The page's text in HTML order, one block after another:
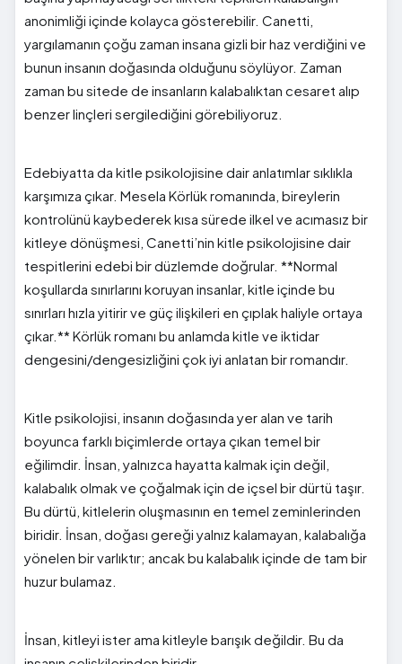
anonimliği içinde kolayca gösterebilir. Canetti,
yargılamanın çoğu zaman insana gizli bir haz verdiğini ve
bunun insanın doğasında olduğunu söylüyor. Zaman
zaman bu sitede de insanların kalabalıktan cesaret alıp
benzer linçleri sergilediğini görebiliyoruz.
Edebiyatta da kitle psikolojisine dair anlatımlar sıklıkla
karşımıza çıkar. Mesela Körlük romanında, bireylerin
kontrolünü kaybederek kısa sürede ilkel ve acımasız bir
kitleye dönüşmesi, Canetti’nin kitle psikolojisine dair
tespitlerini edebi bir düzlemde doğrular. **Normal
koşullarda sınırlarını koruyan insanlar, kitle içinde bu
sınırları hızla yitirir ve güç ilişkileri en çıplak haliyle ortaya
çıkar.** Körlük romanı bu anlamda kitle ve iktidar
dengesini/dengesizliğini çok iyi anlatan bir romandır.
Kitle psikolojisi, insanın doğasında yer alan ve tarih
boyunca farklı biçimlerde ortaya çıkan temel bir
eğilimdir. İnsan, yalnızca hayatta kalmak için değil,
kalabalık olmak ve çoğalmak için de içsel bir dürtü taşır.
Bu dürtü, kitlelerin oluşmasının en temel zeminlerinden
biridir. İnsan, doğası gereği yalnız kalamayan, kalabalığa
yönelen bir varlıktır; ancak bu kalabalık içinde de tam bir
huzur bulamaz.
İnsan, kitleyi ister ama kitleyle barışık değildir. Bu da